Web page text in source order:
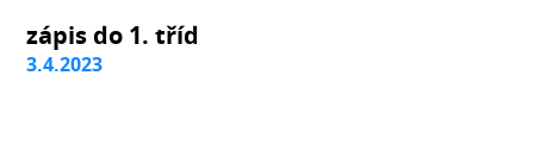
zápis do 1. tříd
3.4.2023